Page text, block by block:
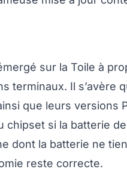
sur la Toile à
terminaux. Il s’avère
que leurs versions
si la batterie de
dont la batterie ne
reste correcte.